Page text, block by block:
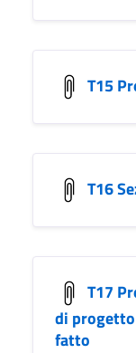
T15
T16
T17
di
fatto